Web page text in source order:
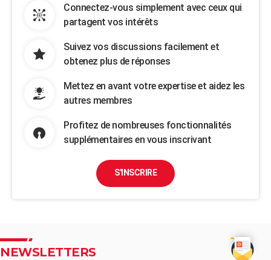
Connectez-vous simplement avec ceux qui
partagent vos intérêts
Suivez vos discussions facilement et
obtenez plus de réponses
Mettez en avant votre expertise et aidez les
autres membres
Profitez de nombreuses fonctionnalités
supplémentaires en vous inscrivant
S'INSCRIRE
NEWSLETTERS